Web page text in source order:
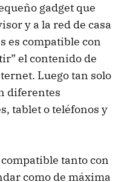
gadget que
y a la red de casa
es compatible con
el contenido de
Luego tan solo
diferentes
tablet o teléfonos y
tanto con
como de máxima